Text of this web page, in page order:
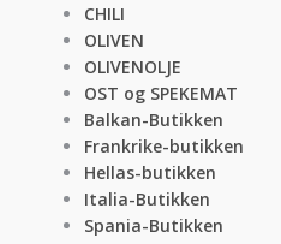
CHILI
OLIVEN
OLIVENOLJE
OST og SPEKEMAT
Balkan-Butikken
Frankrike-butikken
Hellas-butikken
Italia-Butikken
Spania-Butikken